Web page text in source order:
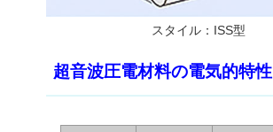
スタイル：ISS型
超音波圧電材料の電気的特性